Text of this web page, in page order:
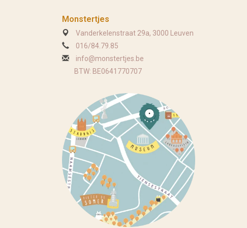
Monstertjes
Vanderkelenstraat 29a, 3000 Leuven
016/84.79.85
info@monstertjes.be
BTW: BE0641770707